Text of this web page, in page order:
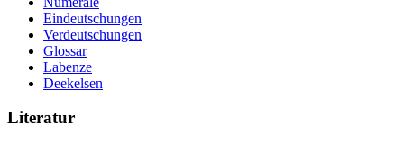
Eindeutschungen
Verdeutschungen
Glossar
Labenze
Deekelsen
Literatur